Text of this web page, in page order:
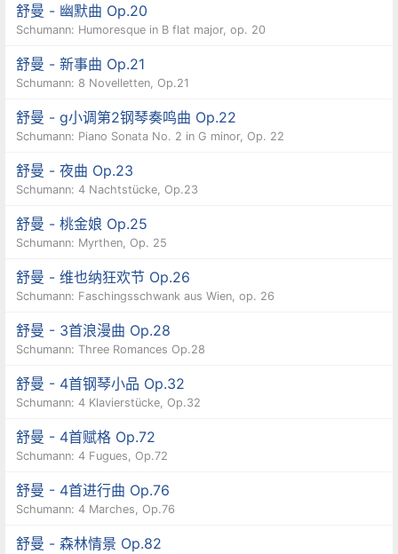
舒曼 - 幽默曲 Op.20
Schumann: Humoresque in B flat major, op. 20
舒曼 - 新事曲 Op.21
Schumann: 8 Novelletten, Op.21
舒曼 - g小调第2钢琴奏鸣曲 Op.22
Schumann: Piano Sonata No. 2 in G minor, Op. 22
舒曼 - 夜曲 Op.23
Schumann: 4 Nachtstücke, Op.23
舒曼 - 桃金娘 Op.25
Schumann: Myrthen, Op. 25
舒曼 - 维也纳狂欢节 Op.26
Schumann: Faschingsschwank aus Wien, op. 26
舒曼 - 3首浪漫曲 Op.28
Schumann: Three Romances Op.28
舒曼 - 4首钢琴小品 Op.32
Schumann: 4 Klavierstücke, Op.32
舒曼 - 4首赋格 Op.72
Schumann: 4 Fugues, Op.72
舒曼 - 4首进行曲 Op.76
Schumann: 4 Marches, Op.76
舒曼 - 森林情景 Op.82